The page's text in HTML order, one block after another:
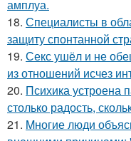
амплуа.
18. Специалисты в
защиту спонтанной
19. Секс ушёл и не
из отношений исчез
20. Психика устроена
столько радость,
21. Mногие люди